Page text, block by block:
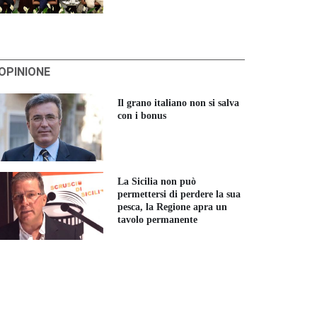
Il grano italiano non si salva
con i bonus
La Sicilia non può
permettersi di perdere la sua
pesca, la Regione apra un
tavolo permanente